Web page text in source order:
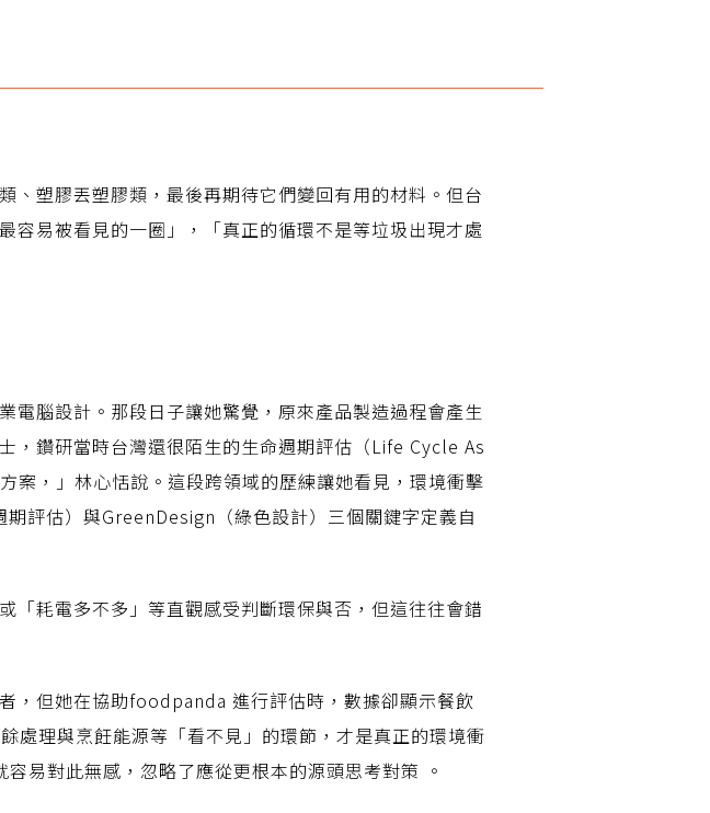
、塑膠丟塑膠類，最後再期待它們變回有用的材料。但台
容易被看見的一圈」，「真正的循環不是等垃圾出現才處
電腦設計。那段日子讓她驚覺，原來產品製造過程會產生
，鑽研當時台灣還很陌生的生命週期評估（Life Cycle As
，」林心恬說。這段跨領域的歷練讓她看見，環境衝擊
評估）與GreenDesign（綠色設計）三個關鍵字定義自
「耗電多不多」等直觀感受判斷環保與否，但這往往會錯
，但她在協助foodpanda 進行評估時，數據卻顯示餐飲
處理與烹飪能源等「看不見」的環節，才是真正的環境衝
易對此無感，忽略了應從更根本的源頭思考對策 。